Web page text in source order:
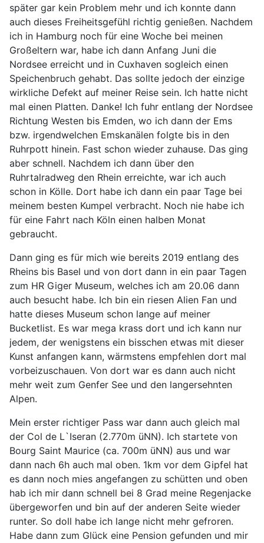
später gar kein Problem mehr und ich konnte dann
auch dieses Freiheitsgefühl richtig genießen. Nachdem
ich in Hamburg noch für eine Woche bei meinen
Großeltern war, habe ich dann Anfang Juni die
Nordsee erreicht und in Cuxhaven sogleich einen
Speichenbruch gehabt. Das sollte jedoch der einzige
wirkliche Defekt auf meiner Reise sein. Ich hatte nicht
mal einen Platten. Danke! Ich fuhr entlang der Nordsee
Richtung Westen bis Emden, wo ich dann der Ems
bzw. irgendwelchen Emskanälen folgte bis in den
Ruhrpott hinein. Fast schon wieder zuhause. Das ging
aber schnell. Nachdem ich dann über den
Ruhrtalradweg den Rhein erreichte, war ich auch
schon in Kölle. Dort habe ich dann ein paar Tage bei
meinem besten Kumpel verbracht. Noch nie habe ich
für eine Fahrt nach Köln einen halben Monat
gebraucht.
Dann ging es für mich wie bereits 2019 entlang des
Rheins bis Basel und von dort dann in ein paar Tagen
zum HR Giger Museum, welches ich am 20.06 dann
auch besucht habe. Ich bin ein riesen Alien Fan und
hatte dieses Museum schon lange auf meiner
Bucketlist. Es war mega krass dort und ich kann nur
jedem, der wenigstens ein bisschen etwas mit dieser
Kunst anfangen kann, wärmstens empfehlen dort mal
vorbeizuschauen. Von dort war es dann auch nicht
mehr weit zum Genfer See und den langersehnten
Alpen.
Mein erster richtiger Pass war dann auch gleich mal
der Col de L`Iseran (2.770m üNN). Ich startete von
Bourg Saint Maurice (ca. 700m üNN) aus und war
dann nach 6h auch mal oben. 1km vor dem Gipfel hat
es dann noch mies angefangen zu schütten und oben
hab ich mir dann schnell bei 8 Grad meine Regenjacke
übergeworfen und bin auf der anderen Seite wieder
runter. So doll habe ich lange nicht mehr gefroren.
Habe dann zum Glück eine Pension gefunden und mir